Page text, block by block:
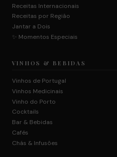
Receitas Internacionais
Receitas por Região
Jantar a Dois
✨ Momentos Especiais
VINHOS & BEBIDAS
Vinhos de Portugal
Vinhos Medicinais
Vinho do Porto
Cocktails
Bar & Bebidas
Cafés
Chás & Infusões